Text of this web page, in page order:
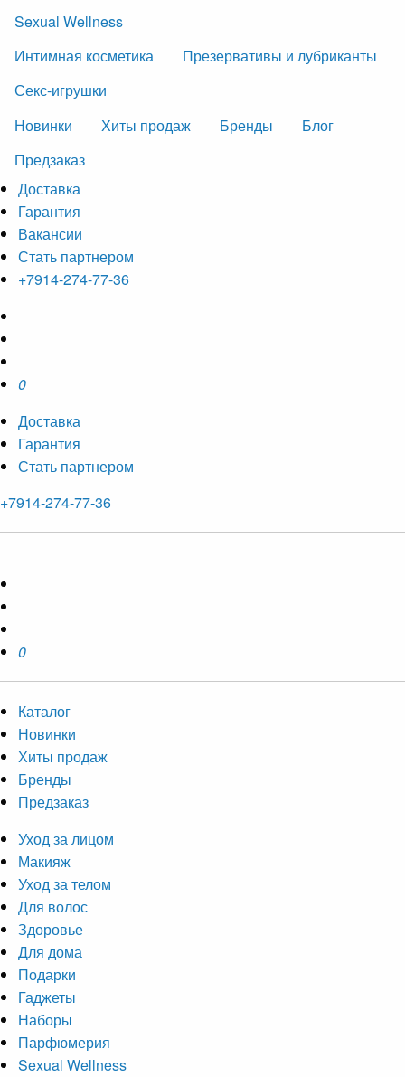
Sexual Wellness
Интимная косметика
Презервативы и лубриканты
Секс-игрушки
Новинки
Хиты продаж Бренды
Блог
Предзаказ
Доставка
Гарантия
Вакансии
Стать партнером
+7914-274-77-36
0
Доставка
Гарантия
Стать партнером
+7914-274-77-36
0
Каталог
Новинки
Хиты продаж
Бренды
Предзаказ
Уход за лицом
Макияж
Уход за телом
Для волос
Здоровье
Для дома
Подарки
Гаджеты
Наборы
Парфюмерия
Sexual Wellness